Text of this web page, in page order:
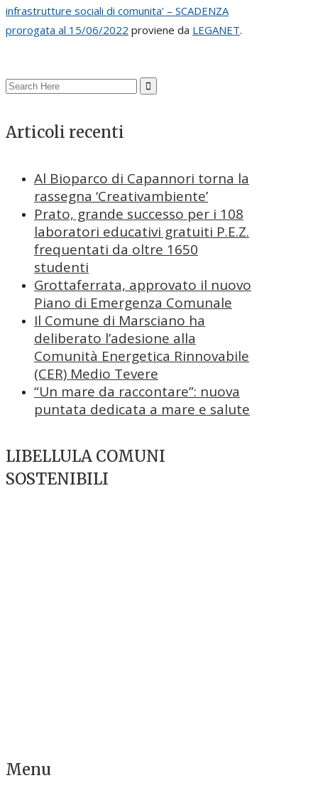
infrastrutture sociali di comunita’ – SCADENZA
prorogata al 15/06/2022 proviene da LEGANET.
Search
for:
Articoli recenti
Al Bioparco di Capannori torna la
rassegna ‘Creativambiente’
Prato, grande successo per i 108
laboratori educativi gratuiti P.E.Z.
frequentati da oltre 1650
studenti
Grottaferrata, approvato il nuovo
Piano di Emergenza Comunale
Il Comune di Marsciano ha
deliberato l’adesione alla
Comunità Energetica Rinnovabile
(CER) Medio Tevere
“Un mare da raccontare”: nuova
puntata dedicata a mare e salute
LIBELLULA COMUNI
SOSTENIBILI
Menu